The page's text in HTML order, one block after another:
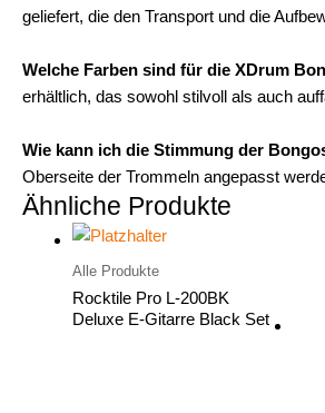
geliefert, die den Transport und die
Welche Farben sind für die XDrum
erhältlich, das sowohl stilvoll als auch
Wie kann ich die Stimmung der
Oberseite der Trommeln angepasst
Ähnliche Produkte
Alle Produkte
Rocktile Pro L-200BK
Deluxe E-Gitarre Black Set